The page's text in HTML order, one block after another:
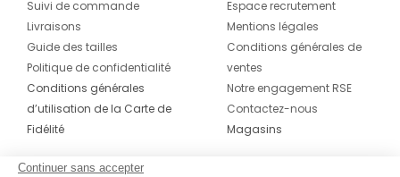
Suivi de commande
Livraisons
Guide des tailles
Politique de confidentialité
Conditions générales
d’utilisation de la Carte de
Fidélité
Espace recrutement
Mentions légales
Conditions générales de
ventes
Notre engagement RSE
Contactez-nous
Magasins
CONTACT
Continuer sans accepter